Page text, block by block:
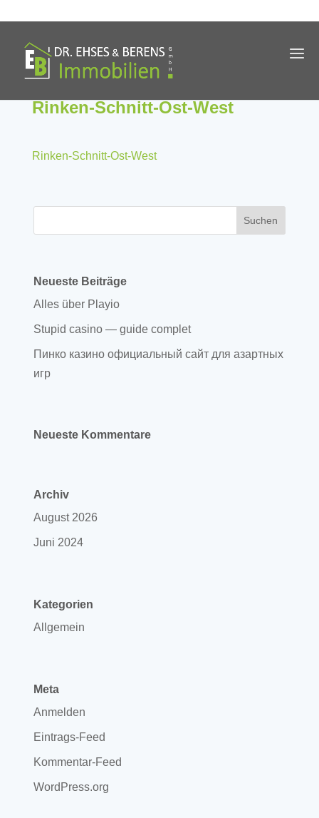
Rinken-Schnitt-Ost-West
Rinken-Schnitt-Ost-West
Neueste Beiträge
Alles über Playio
Stupid casino — guide complet
Пинко казино официальный сайт для азартных
игр
Neueste Kommentare
Archiv
August 2026
Juni 2024
Kategorien
Allgemein
Meta
Anmelden
Eintrags-Feed
Kommentar-Feed
WordPress.org